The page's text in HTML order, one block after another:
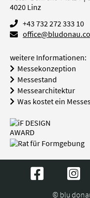
4020 Linz
+43 732 272 333 10
weitere Informationen:
Messekonzeption
Messestand
Messearchitektur
Was kostet ein
© blu